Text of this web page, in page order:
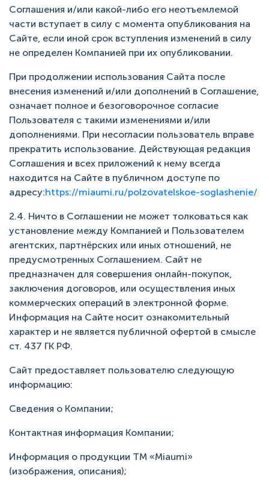
Соглашения и/или какой-либо его неотъемлемой
части вступает в силу с момента опубликования на
Сайте, если иной срок вступления изменений в силу
не определен Компанией при их опубликовании.
При продолжении использования Сайта после
внесения изменений и/или дополнений в Соглашение,
означает полное и безоговорочное согласие
Пользователя с такими изменениями и/или
дополнениями. При несогласии пользователь вправе
прекратить использование. Действующая редакция
Соглашения и всех приложений к нему всегда
находится на Сайте в публичном доступе по
адресу:https://miaumi.ru/polzovatelskoe-soglashenie/
2.4. Ничто в Соглашении не может толковаться как
установление между Компанией и Пользователем
агентских, партнёрских или иных отношений, не
предусмотренных Соглашением. Сайт не
предназначен для совершения онлайн-покупок,
заключения договоров, или осуществления иных
коммерческих операций в электронной форме.
Информация на Сайте носит ознакомительный
характер и не является публичной офертой в смысле
ст. 437 ГК РФ.
Сайт предоставляет пользователю следующую
информацию:
Сведения о Компании;
Контактная информация Компании;
Информация о продукции ТМ «Miaumi»
(изображения, описания);